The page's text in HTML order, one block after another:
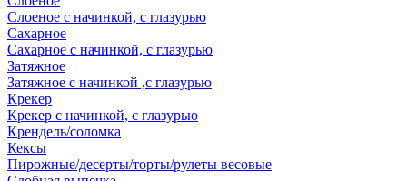
Слоеное с начинкой, с глазурью
Сахарное
Сахарное с начинкой, с глазурью
Затяжное
Затяжное с начинкой ,с глазурью
Крекер
Крекер с начинкой, с глазурью
Крендель/соломка
Кексы
Пирожные/десерты/торты/рулеты весовые